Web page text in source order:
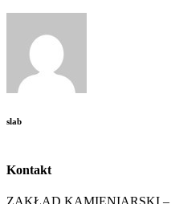
slab
Kontakt
ZAKŁAD KAMIENIARSKI –